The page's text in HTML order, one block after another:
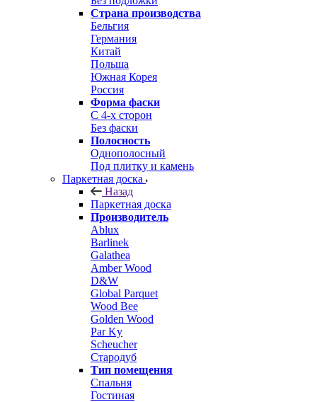
Страна производства
Бельгия
Германия
Китай
Польша
Южная Корея
Россия
Форма фаски
С 4-х сторон
Без фаски
Полосность
Однополосный
Под плитку и камень
Паркетная доска
Назад
Паркетная доска
Производитель
Ablux
Barlinek
Galathea
Amber Wood
D&W
Global Parquet
Wood Bee
Golden Wood
Par Ky
Scheucher
Стародуб
Тип помещения
Спальня
Гостиная